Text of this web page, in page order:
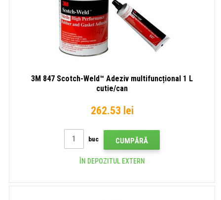
3M 847 Scotch-Weld™ Adeziv multifuncțional 1 L
cutie/can
262.53 lei
buc CUMPĂRĂ
ÎN DEPOZITUL EXTERN